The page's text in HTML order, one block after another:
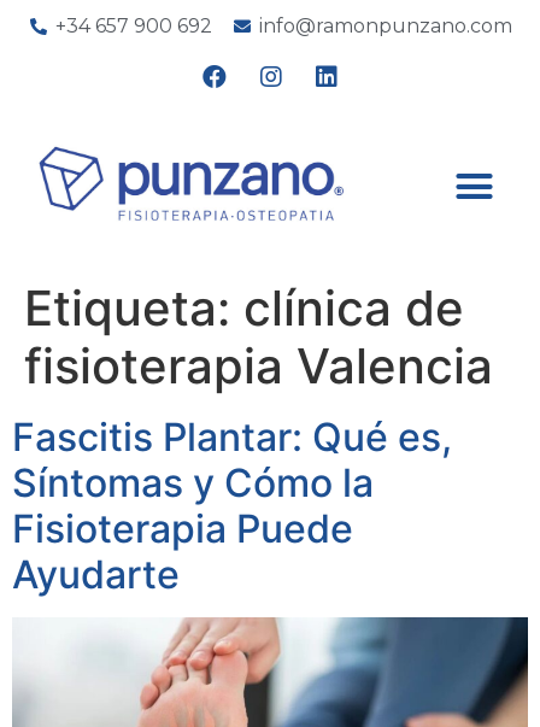
+34 657 900 692 info@ramonpunzano.com
Etiqueta: clínica de
fisioterapia Valencia
Fascitis Plantar: Qué es,
Síntomas y Cómo la
Fisioterapia Puede
Ayudarte